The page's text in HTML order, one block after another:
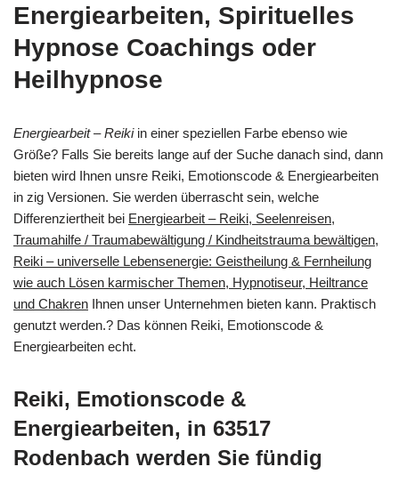
Energiearbeiten, Spirituelles
Hypnose Coachings oder
Heilhypnose
Energiearbeit – Reikiin einer speziellen Farbe ebenso wie
Größe? Falls Sie bereits lange auf der Suche danach sind, dann
bieten wird Ihnen unsre Reiki, Emotionscode & Energiearbeiten
in zig Versionen. Sie werden überrascht sein, welche
Differenziertheit bei Energiearbeit – Reiki, Seelenreisen,
Traumahilfe / Traumabewältigung / Kindheitstrauma bewältigen,
Reiki – universelle Lebensenergie: Geistheilung & Fernheilung
wie auch Lösen karmischer Themen, Hypnotiseur, Heiltrance
und Chakren Ihnen unser Unternehmen bieten kann. Praktisch
genutzt werden.? Das können Reiki, Emotionscode &
Energiearbeiten echt.
Reiki, Emotionscode &
Energiearbeiten, in 63517
Rodenbach werden Sie fündig